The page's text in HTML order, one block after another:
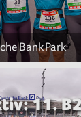
Bank Park
11.